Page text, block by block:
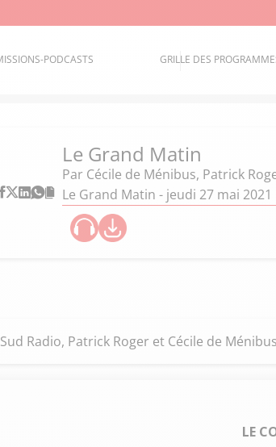
PODCASTS GRILLE DES
Le Grand Matin
Par Cécile de Ménibus, Patrick
Le Grand Matin - jeudi 27 mai 2021
Radio, Patrick Roger et Cécile de
LE